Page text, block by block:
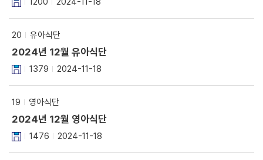
20 유아식단
2024년 12월 유아식단
1379 2024-11-18
19 영아식단
2024년 12월 영아식단
1476 2024-11-18